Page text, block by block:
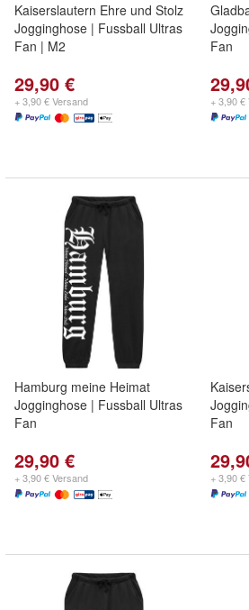
Kaiserslautern Ehre und Stolz
Jogginghose | Fussball Ultras
Fan | M2
29,90 €
+ 3,90 € Versand
Fan
+ 3,90 €
Hamburg meine Heimat
Jogginghose | Fussball Ultras
Fan
29,90 €
+ 3,90 € Versand
Fan
+ 3,90 €